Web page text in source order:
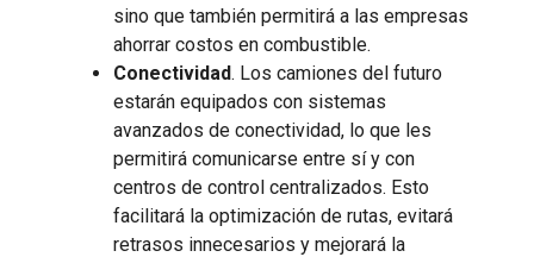
sino que también permitirá a las empresas
ahorrar costos en combustible.
Conectividad. Los camiones del futuro
estarán equipados con sistemas
avanzados de conectividad, lo que les
permitirá comunicarse entre sí y con
centros de control centralizados. Esto
facilitará la optimización de rutas, evitará
retrasos innecesarios y mejorará la